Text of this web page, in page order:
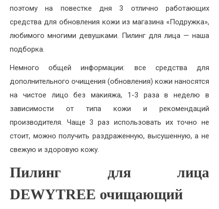
поэтому на повестке дня 3 отлично работающих
средства для обновления кожи из магазина «Подружка»,
любимого многими девушками. Пилинг для лица — наша
подборка.
Немного общей информации: все средства для
дополнительного очищения (обновления) кожи наносятся
на чистое лицо без макияжа, 1-3 раза в неделю в
зависимости от типа кожи и рекомендаций
производителя. Чаще 3 раз использовать их точно не
стоит, можно получить раздраженную, высушенную, а не
свежую и здоровую кожу.
Пилинг для лица
DEWYTREE очищающий